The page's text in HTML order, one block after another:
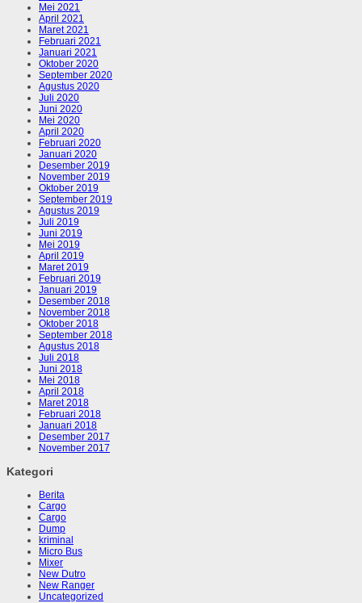
Mei 2021
April 2021
Maret 2021
Februari 2021
Januari 2021
Oktober 2020
September 2020
Agustus 2020
Juli 2020
Juni 2020
Mei 2020
April 2020
Februari 2020
Januari 2020
Desember 2019
November 2019
Oktober 2019
September 2019
Agustus 2019
Juli 2019
Juni 2019
Mei 2019
April 2019
Maret 2019
Februari 2019
Januari 2019
Desember 2018
November 2018
Oktober 2018
September 2018
Agustus 2018
Juli 2018
Juni 2018
Mei 2018
April 2018
Maret 2018
Februari 2018
Januari 2018
Desember 2017
November 2017
Kategori
Berita
Cargo
Cargo
Dump
kriminal
Micro Bus
Mixer
New Dutro
New Ranger
Uncategorized